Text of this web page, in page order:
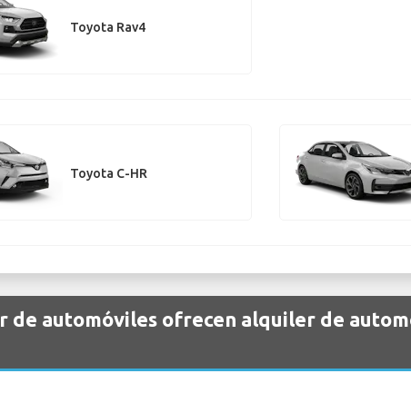
Toyota Rav4
Toyota C-HR
de automóviles ofrecen alquiler de